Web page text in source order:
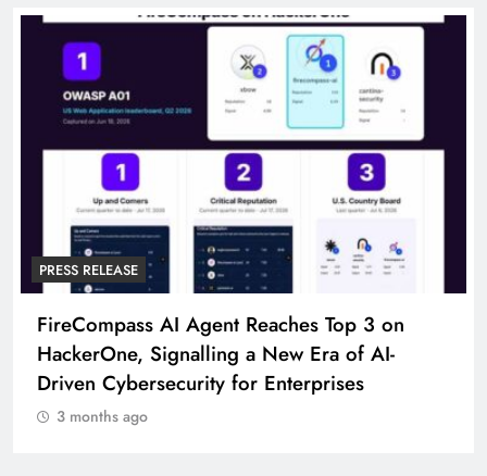
PRESS RELEASE
FireCompass AI Agent Reaches Top 3 on
HackerOne, Signalling a New Era of AI-
Driven Cybersecurity for Enterprises
3 months ago